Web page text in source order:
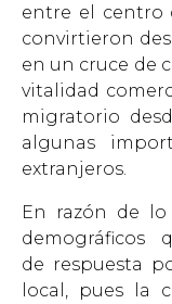
entre el centro
convirtieron
en un cruce de
vitalidad
migratorio
algunas
extranjeros.
En razón de
demográficos
de respuesta
local, pues la